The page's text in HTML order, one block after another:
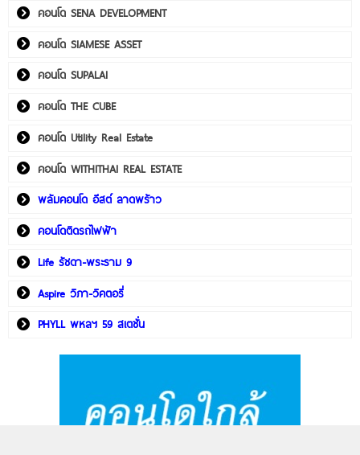
คอนโด SENA DEVELOPMENT
คอนโด SIAMESE ASSET
คอนโด SUPALAI
คอนโด THE CUBE
คอนโด Utility Real Estate
คอนโด WITHITHAI REAL ESTATE
พลัมคอนโด อีสต์ ลาดพร้าว
คอนโดติดรถไฟฟ้า
Life รัชดา-พระราม 9
Aspire วิภา-วิคตอรี่
PHYLL พหลฯ 59 สเตชั่น